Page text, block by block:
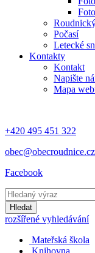
Počasí
Letecké
Kontakty
Kontakt
Napište
Mapa
+420 495 451 322
obec@obecroudnice.cz
Facebook
Hledat
rozšířené vyhledávání
Mateřská škola
Knihovna